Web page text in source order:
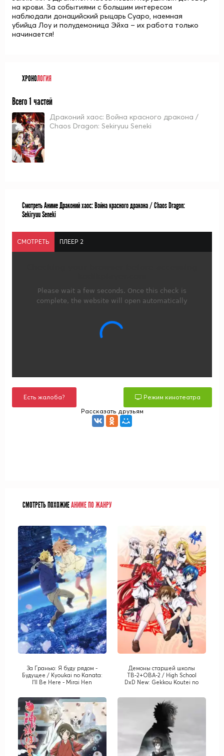
на крови. За событиями с большим интересом
наблюдали донацийский рыцарь Суаро, наемная
убийца Лоу и полудемоница Эйха – их работа только
начинается!
ХРОНОЛОГИЯ
Всего 1 частей
Драконий хаос: Война красного дракона /
Chaos Dragon: Sekiryuu Seneki
Смотреть Аниме Драконий хаос: Война красного дракона / Chaos Dragon:
Sekiryuu Seneki
СМОТРЕТЬ ПЛЕЕР 2
Есть жалоба?
Режим кинотеатра
Рассказать друзьям
СМОТРЕТЬ ПОХОЖИЕАНИМЕ ПО ЖАНРУ
За Гранью: Я буду рядом -
Будущее / Kyoukai no Kanata:
I'll Be Here - Mirai Hen
Демоны старшей школы
ТВ-2+ОВА-2 / High School
DxD New: Gekkou Koutei no